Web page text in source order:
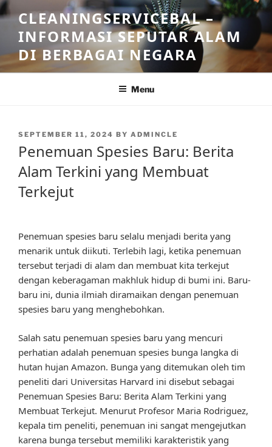
Skip
to
content
CLEANINGSERVICEBAL –
INFORMASI SEPUTAR ALAM
DI BERBAGAI NEGARA
Menu
POSTED
SEPTEMBER 11, 2024 BY ADMINCLE
Penemuan Spesies Baru: Berita
Alam Terkini yang Membuat
Terkejut
Penemuan spesies baru selalu menjadi berita yang
menarik untuk diikuti. Terlebih lagi, ketika penemuan
tersebut terjadi di alam dan membuat kita terkejut
dengan keberagaman makhluk hidup di bumi ini. Baru-
baru ini, dunia ilmiah diramaikan dengan penemuan
spesies baru yang menghebohkan.
Salah satu penemuan spesies baru yang mencuri
perhatian adalah penemuan spesies bunga langka di
hutan hujan Amazon. Bunga yang ditemukan oleh tim
peneliti dari Universitas Harvard ini disebut sebagai
Penemuan Spesies Baru: Berita Alam Terkini yang
Membuat Terkejut. Menurut Profesor Maria Rodriguez,
kepala tim peneliti, penemuan ini sangat mengejutkan
karena bunga tersebut memiliki karakteristik yang